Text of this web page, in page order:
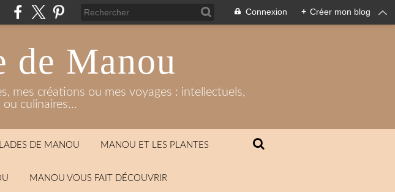
Connexion + Créer mon blog
de Manou
mes créations ou mes voyages : intellectuels,
culinaires...
DE MANOU MANOU ET LES PLANTES
MANOU VOUS FAIT DÉCOUVRIR